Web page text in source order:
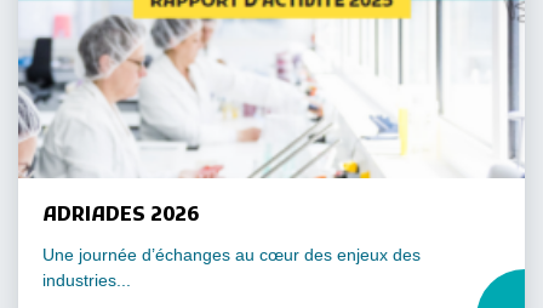
ADRIADES 2026
Une journée d’échanges au cœur des enjeux des
industries...